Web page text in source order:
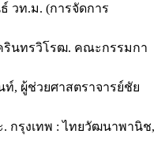
วท.ม. (การจัดการ
นทรวิโรฒ. คณะกรรมกา
ท์, ผู้ช่วยศาสตราจารย์ชัย
กรุงเทพ : ไทยวัฒนาพานิช,